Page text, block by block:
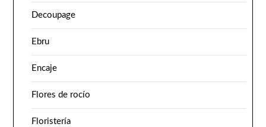
Decoupage
Ebru
Encaje
Flores de rocío
Floristería